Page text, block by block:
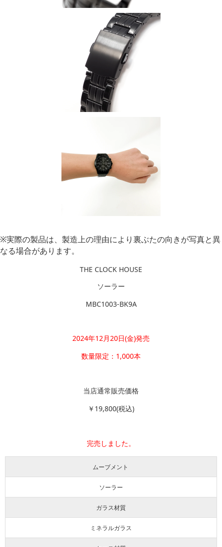
※実際の製品は、製造上の理由により裏ぶたの向きが写真と異
なる場合があります。
THE CLOCK HOUSE
ソーラー
MBC1003-BK9A
2024年12月20日(金)発売
数量限定：1,000本
当店通常販売価格
￥19,800(税込)
完売しました。
ムーブメント
ソーラー
ガラス材質
ミネラルガラス